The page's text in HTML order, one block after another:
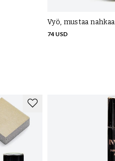
Vyö, mustaa nahkaa
74 USD